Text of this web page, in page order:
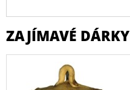
ZAJÍMAVÉ DÁRKY